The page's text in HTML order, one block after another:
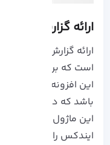
ارائه گزارش های
ارائه گزارش های
است که برای کاربران
این افزونه دارای
باشد که در بیان
این ماژول ها می
ایندکس را نیز برای